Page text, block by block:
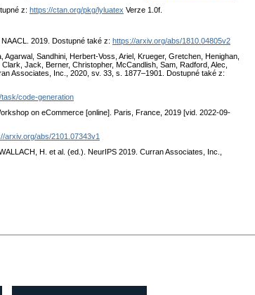
z: https://ctan.org/pkg/lyluatex Verze 1.0f.
NAACL. 2019. Dostupné také z: https://arxiv.org/abs/1810.04805v2
Sandhini, Herbert-Voss, Ariel, Krueger, Gretchen, Henighan,
Jack, Berner, Christopher, McCandlish, Sam, Radford, Alec,
Associates, Inc., 2020, sv. 33, s. 1877–1901. Dostupné také z:
code-generation
on eCommerce [online]. Paris, France, 2019 [vid. 2022-09-
arxiv.org/abs/2101.07343v1
WALLACH, H. et al. (ed.). NeurIPS 2019. Curran Associates, Inc.,